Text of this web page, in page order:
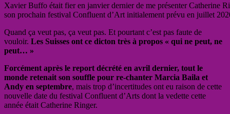
Xavier Buffo était fier en janvier dernier de me présenter Catherine
son prochain festival Confluent d’Art initialement prévu en juillet
Quand ça veut pas, ça veut pas. Et pourtant c’est pas faute de
vouloir. Les Suisses ont ce dicton très à propos « qui ne peut, ne
peut… »
Forcément après le report décrété en avril dernier, tout le
monde retenait son souffle pour re-chanter Marcia Baila et
Andy en septembre, mais trop d’incertitudes ont eu raison de cette
nouvelle date du festival Confluent d’Arts dont la vedette cette
année était Catherine Ringer.